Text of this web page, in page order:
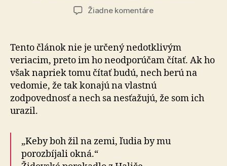
článku
Žiadne komentárena
menej
vážne
Tento článok nie je určený nedotklivým
veriacim, preto im ho neodporúčam čítať. Ak ho
však napriek tomu čítať budú, nech berú na
vedomie, že tak konajú na vlastnú
zodpovednosť a nech sa nesťažujú, že som ich
urazil.
„Keby boh žil na zemi, ľudia by mu
porozbíjali okná.“